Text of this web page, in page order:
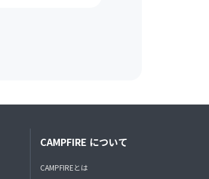
CAMPFIRE について
CAMPFIREとは